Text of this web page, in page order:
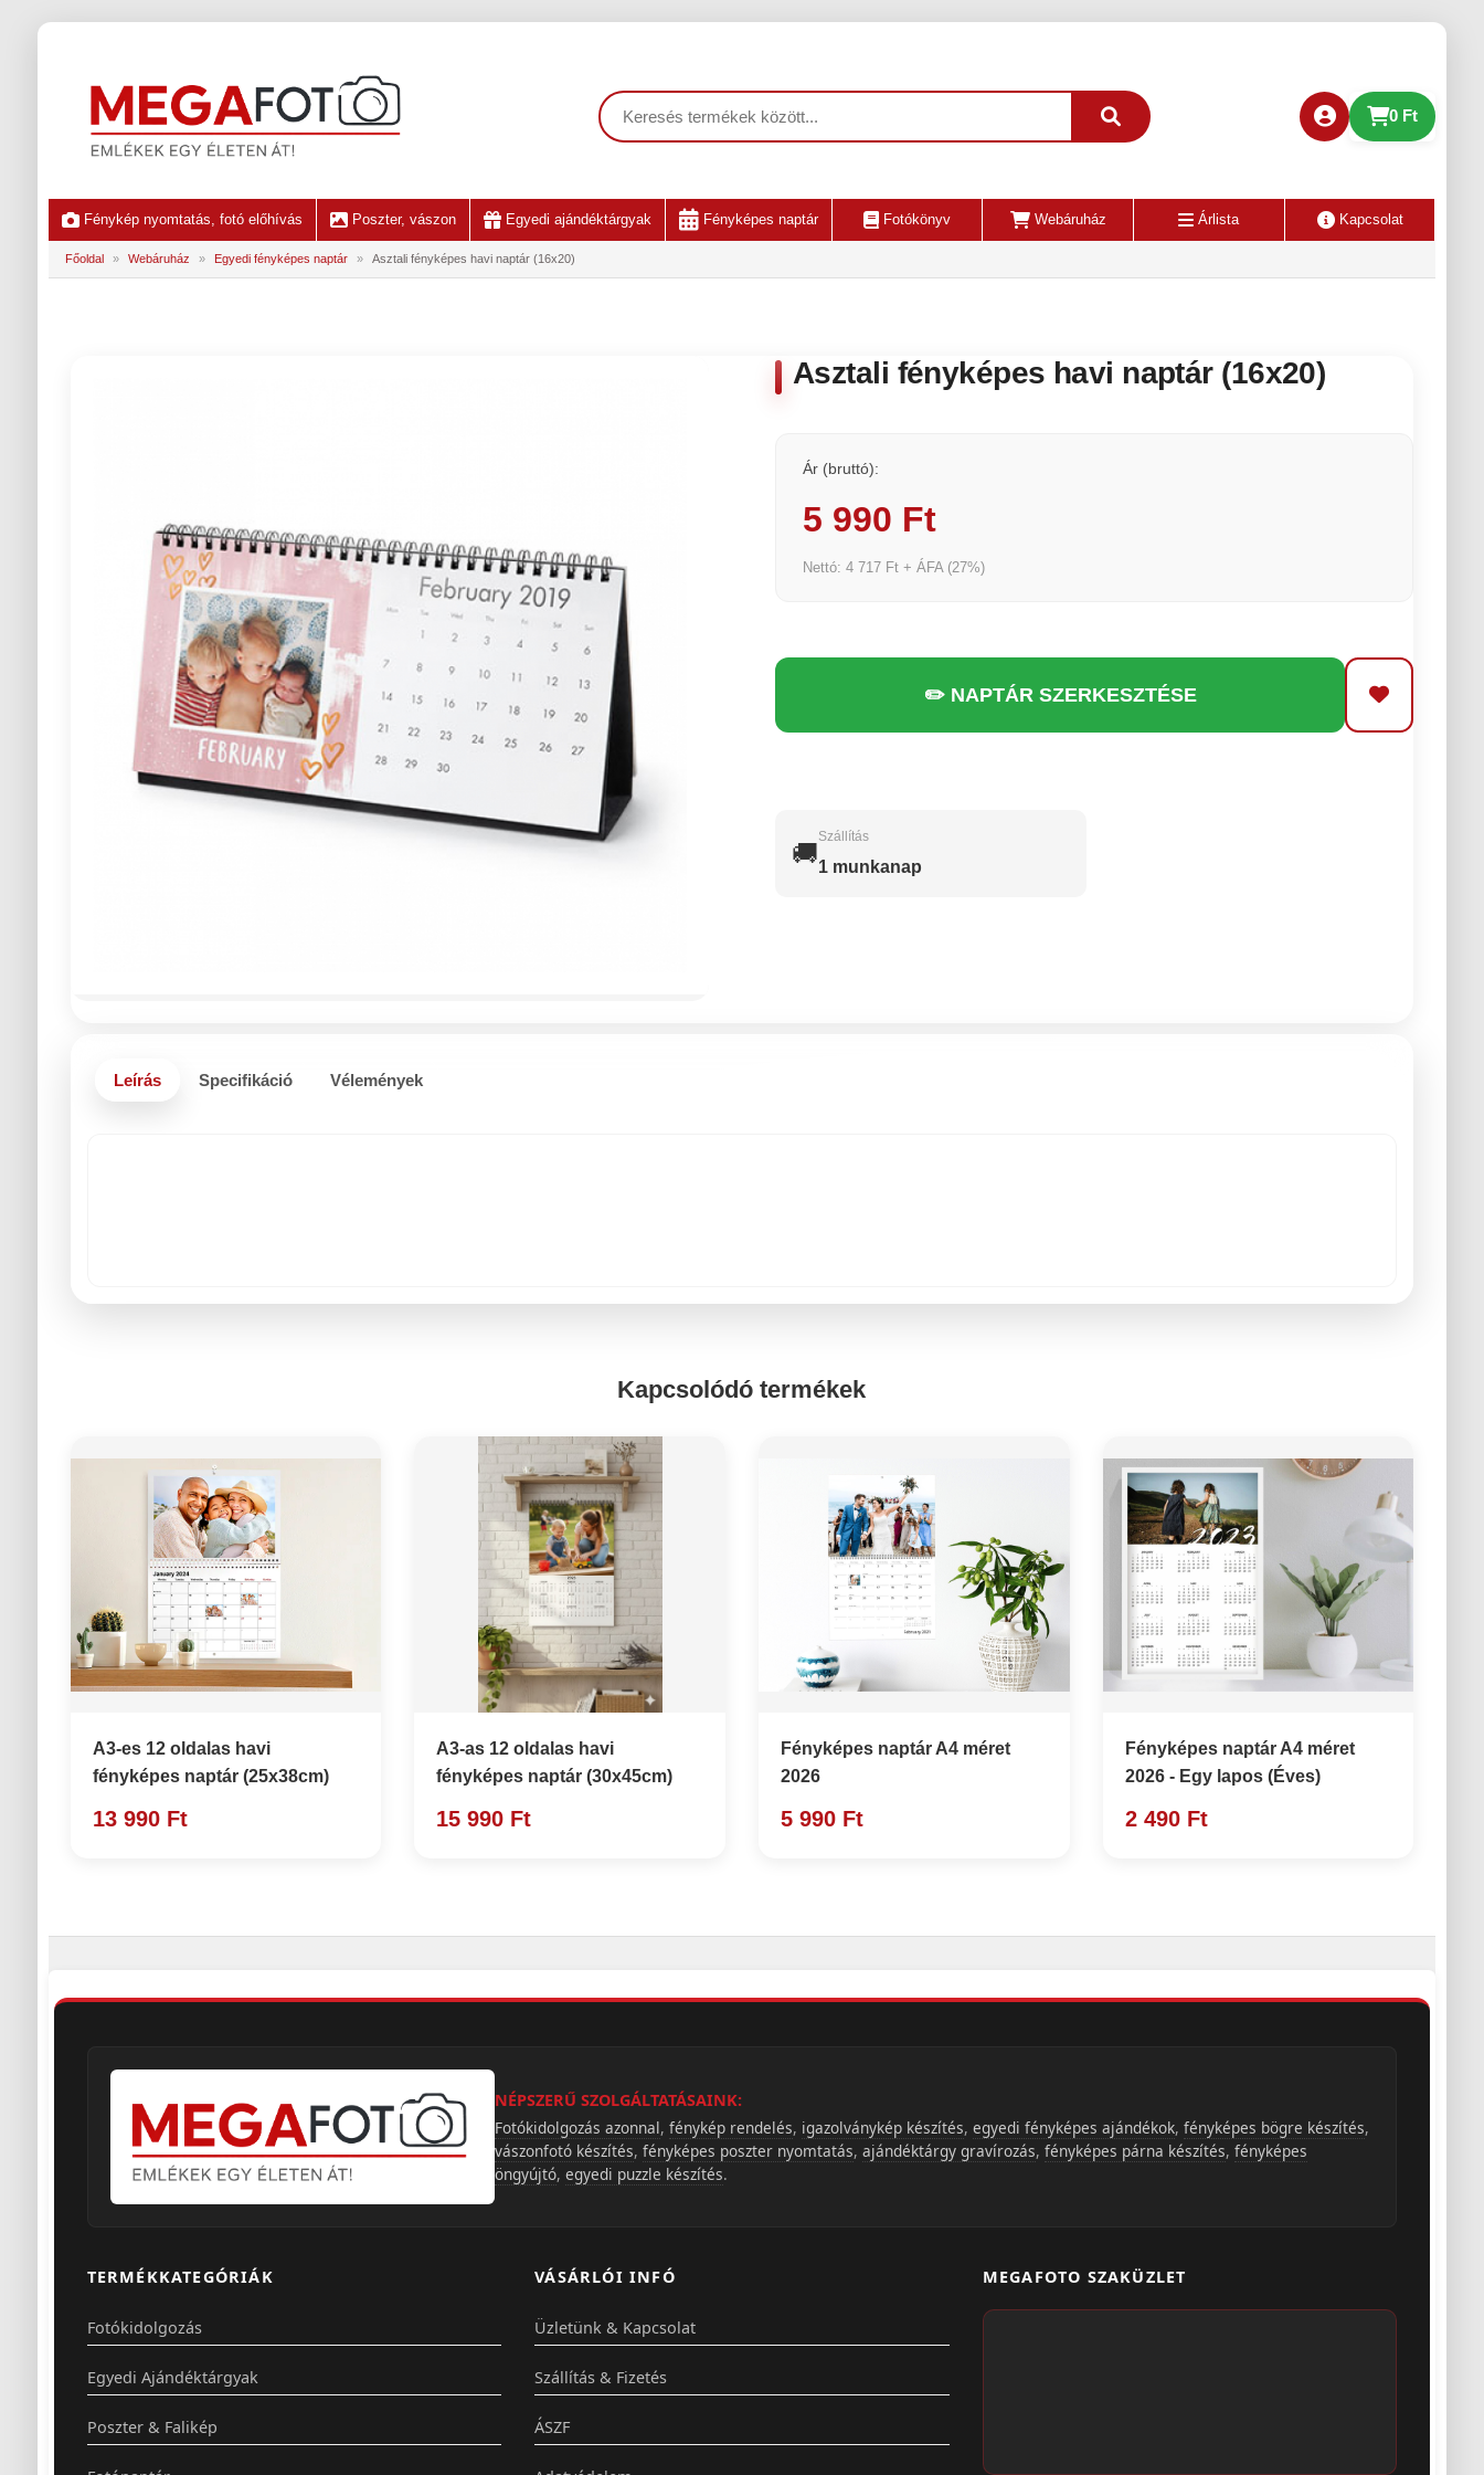
0 Ft
Fénykép nyomtatás, fotó előhívás Poszter, vászon Egyedi ajándéktárgyak Fényképes naptár Fotókönyv Webáruház Árlista Kapcsolat
Főoldal » Webáruház » Egyedi fényképes naptár » Asztali fényképes havi naptár (16x20)
Asztali fényképes havi naptár (16x20)
Ár (bruttó):
5 990 Ft
Nettó: 4 717 Ft + ÁFA (27%)
✏️ NAPTÁR SZERKESZTÉSE
🚚
Szállítás
1 munkanap
Leírás Specifikáció Vélemények
Kapcsolódó termékek
A3-es 12 oldalas havi
fényképes naptár (25x38cm)
13 990 Ft
A3-as 12 oldalas havi
fényképes naptár (30x45cm)
15 990 Ft
Fényképes naptár A4 méret
2026
5 990 Ft
Fényképes naptár A4 méret
2026 - Egy lapos (Éves)
2 490 Ft
NÉPSZERŰ SZOLGÁLTATÁSAINK:
Fotókidolgozás azonnal, fénykép rendelés, igazolványkép készítés, egyedi fényképes ajándékok, fényképes bögre készítés,
vászonfotó készítés, fényképes poszter nyomtatás, ajándéktárgy gravírozás, fényképes párna készítés, fényképes
öngyújtó, egyedi puzzle készítés.
TERMÉKKATEGÓRIÁK
Fotókidolgozás
Egyedi Ajándéktárgyak
Poszter & Falikép
VÁSÁRLÓI INFÓ
Üzletünk & Kapcsolat
Szállítás & Fizetés
ÁSZF
MEGAFOTO SZAKÜZLET